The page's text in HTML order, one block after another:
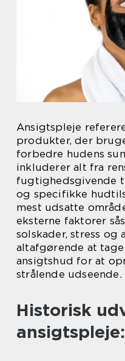
Ansigtspleje
produkter, der
forbedre hudens
inkluderer alt fra
fugtighedsgivende
og specifikke
mest udsatte
eksterne faktorer
solskader, stress
altafgørende at
ansigtshud for at
strålende udseende.
Historisk
ansigtspleje: